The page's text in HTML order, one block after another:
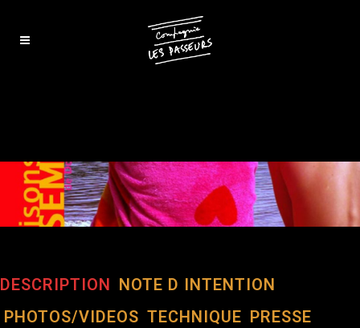
DESCRIPTION
NOTE D INTENTION
PHOTOS/VIDEOS TECHNIQUE PRESSE